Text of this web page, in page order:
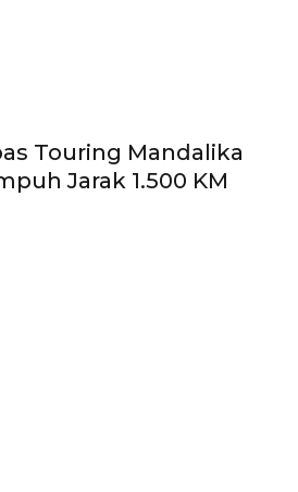
Touring Mandalika
Jarak 1.500 KM